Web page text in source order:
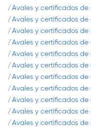
Avales y certificados de
Avales y certificados de
Avales y certificados de
Avales y certificados de
Avales y certificados de
Avales y certificados de
Avales y certificados de
Avales y certificados de
Avales y certificados de
Avales y certificados de
Avales y certificados de